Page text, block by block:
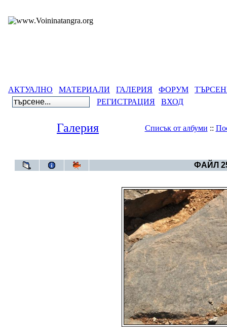
АКТУАЛНО МАТЕРИАЛИ ГАЛЕРИЯ ФОРУМ
РЕГИСТРАЦИЯ
ВХОД
Галерия Списък от албуми ::
ФАЙЛ